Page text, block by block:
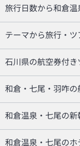
旅行日数から和倉
テーマから旅行・ツ
石川県の航空券付き
和倉・七尾・羽咋
和倉温泉・七尾の
和倉温泉・七尾の